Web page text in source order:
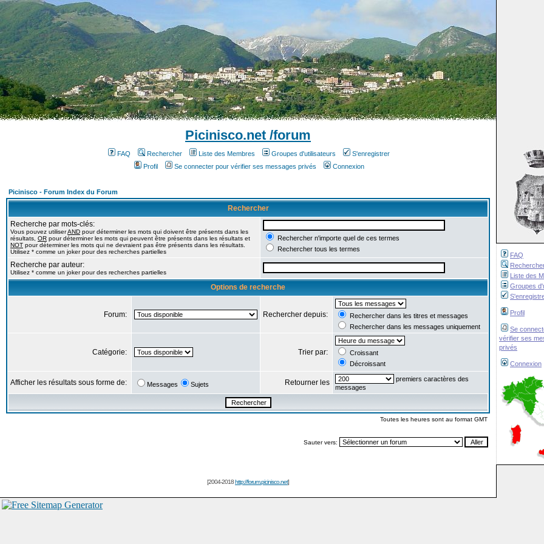
FAQ
Liste des
Groupes
Profil
Se
vérifier ses
privés
Connexion
Picinisco.net /forum
FAQ Rechercher Liste des Membres Groupes d'utilisateurs
S'enregistrer
Profil
Se connecter pour vérifier ses messages privés Connexion
Picinisco - Forum Index du Forum
Rechercher
Recherche par mots-clés:
Vous pouvez utiliserAND pour déterminer les mots qui doivent être présents dans les
résultats, OR pour déterminer les mots qui peuvent être présents dans les résultats et
NOT pour déterminer les mots qui ne devraient pas être présents dans les résultats.
Utilisez * comme un joker pour des recherches partielles
Rechercher n'importe quel de ces termes
Rechercher tous les termes
Recherche par auteur:
Utilisez * comme un joker pour des recherches partielles
Options de recherche
Forum: Rechercher depuis:
Rechercher dans les titres et messages
Rechercher dans les messages uniquement
Catégorie: Trier par:
Croissant
Décroissant
Afficher les résultats sous forme de: Messages Sujets Retourner les
premiers caractères des
messages
Toutes les heures sont au format GMT
Sauter vers:
[2004-2018http://forum.picinisco.net]